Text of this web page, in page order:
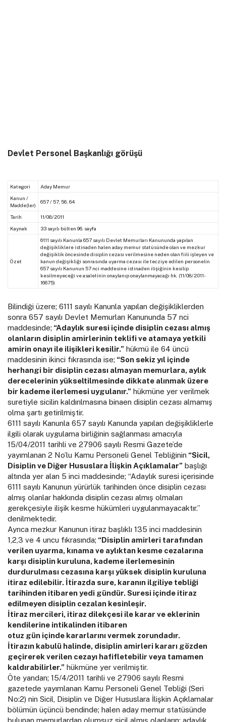
Devlet Personel Başkanlığı görüşü
Kategori
Aday Memur
Kanun /
Madde(ler)
657 / 57, 56, 64
Tarih
11/08/2011
Kaynak
33 sayılı bülten 96. sayfa
Özet
6111 sayılı Kanunla 657 sayılı Devlet Memurları Kanununda yapılan
değişikliklere istinaden halen aday memur statüsünde olan ve mezkur
değişiklik öncesinde disiplin cezası verilmesine neden olan fiili işleyen ve
kanun değişikliği sonrasında uyarma cezası ile tecziye edilen personelin
657 sayılı Kanunun 57 nci maddesine istinaden ilişiğinin kesilip
kesilmeyeceği ve asaletinin onaylanıp onaylanmayacağı hk. (11/08/2011-
16675)
Bilindiği üzere; 6111 sayılı Kanunla yapılan değişikliklerden
sonra 657 sayılı Devlet Memurları Kanununda 57 nci
maddesinde; “Adaylık suresi içinde disiplin cezası almış
olanların disiplin amirlerinin teklifi ve atamaya yetkili
amirin onayı ile ilişikleri kesilir.” hükmü ile 64 üncü
maddesinin ikinci fıkrasında ise; “Son sekiz yıl içinde
herhangi bir disiplin cezası almayan memurlara, aylık
derecelerinin yükseltilmesinde dikkate alınmak üzere
bir kademe ilerlemesi uygulanır.” hükmüne yer verilmek
suretiyle sicilin kaldırılmasına binaen disiplin cezası almamış
olma şartı getirilmiştir.
6111 sayılı Kanunla 657 sayılı Kanunda yapılan değişikliklerle
ilgili olarak uygulama birliğinin sağlanması amacıyla
15/04/2011 tarihli ve 27906 sayılı Resmi Gazete’de
yayımlanan 2 No’lu Kamu Personeli Genel Tebliğinin “Sicil,
Disiplin ve Diğer Hususlara İlişkin Açıklamalar” başlığı
altında yer alan 5 inci maddesinde; “Adaylık suresi içerisinde
6111 sayılı Kanunun yürürlük tarihinden önce disiplin cezası
almış olanlar hakkında disiplin cezası almış olmaları
gerekçesiyle ilişik kesme hükümleri uygulanmayacaktır.”
denilmektedir.
Ayrıca mezkur Kanunun itiraz başlıklı 135 inci maddesinin
1,2,3 ve 4 uncu fıkrasında; “Disiplin amirleri tarafından
verilen uyarma, kınama ve aylıktan kesme cezalarına
karşı disiplin kuruluna, kademe ilerlemesinin
durdurulması cezasına karşı yüksek disiplin kuruluna
itiraz edilebilir. İtirazda sure, karanın ilgiliye tebliği
tarihinden itibaren yedi gündür. Suresi içinde itiraz
edilmeyen disiplin cezalan kesinleşir.
İtiraz mercileri, itiraz dilekçesi ile karar ve eklerinin
kendilerine intikalinden itibaren
otuz gün içinde kararlarını vermek zorundadır.
İtirazın kabulü halinde, disiplin amirleri kararı gözden
geçirerek verilen cezayı hafifletebilir veya tamamen
kaldırabilirler.” hükmüne yer verilmiştir.
Öte yandan; 15/4/2011 tarihli ve 27906 sayılı Resmi
gazetede yayımlanan Kamu Personeli Genel Tebliği (Seri
No:2) nin Sicil, Disiplin ve Diğer Hususlara İlişkin Açıklamalar
bölümün üçüncü bendinde; halen aday memur statüsünde
bulunan memurlardan olumsuz sicil almış olanların; adaylık